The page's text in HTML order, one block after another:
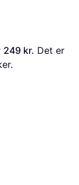
249 kr. Det er